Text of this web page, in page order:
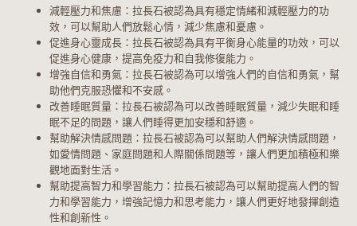
減輕壓力和焦慮：拉長石被認為具有穩定情緒和減輕壓力的功
效，可以幫助人們放鬆心情，減少焦慮和憂慮。
促進身心靈成長：拉長石被認為具有平衡身心能量的功效，可以
促進身心健康，提高免疫力和自我修復能力。
增強自信和勇氣：拉長石被認為可以增強人們的自信和勇氣，幫
助他們克服恐懼和不安感。
改善睡眠質量：拉長石被認為可以改善睡眠質量，減少失眠和睡
眠不足的問題，讓人們睡得更加安穩和舒適。
幫助解決情感問題：拉長石被認為可以幫助人們解決情感問題，
如愛情問題、家庭問題和人際關係問題等，讓人們更加積極和樂
觀地面對生活。
幫助提高智力和學習能力：拉長石被認為可以幫助提高人們的智
力和學習能力，增強記憶力和思考能力，讓人們更好地發揮創造
性和創新性。